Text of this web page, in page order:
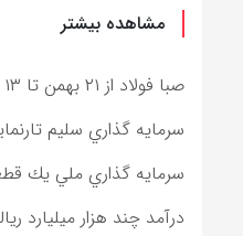
مشاهده بیشتر
صبا فولاد از ۲۱ بهمن تا ۱۳ اسفند تعطیل می‌شود
سرمايه گذاري سليم
سرمايه گذاري ملي يك
درآمد چند هزار میلیارد